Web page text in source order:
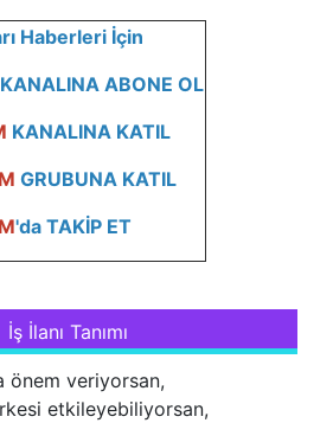
Haberleri İçin
KANALINA ABONE OL
KANALINA KATIL
GRUBUNA KATIL
'da TAKİP ET
İş İlanı Tanımı
önem veriyorsan,
etkileyebiliyorsan,